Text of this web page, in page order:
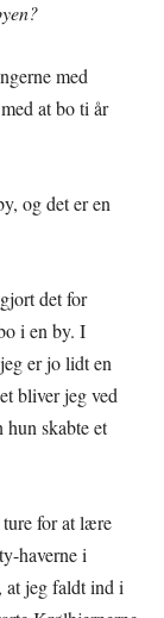
med
at bo ti år
og det er en
det for
i en by. I
er jo lidt en
bliver jeg ved
hun skabte et
ture for at lære
haverne i
at jeg faldt ind i